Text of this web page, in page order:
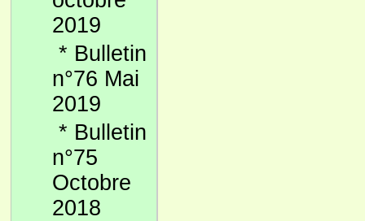
2019
* Bulletin
n°76 Mai
2019
* Bulletin
n°75
Octobre
2018